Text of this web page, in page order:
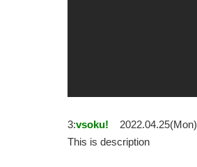
3:vsoku!
2022.04.25(Mon)
This is description